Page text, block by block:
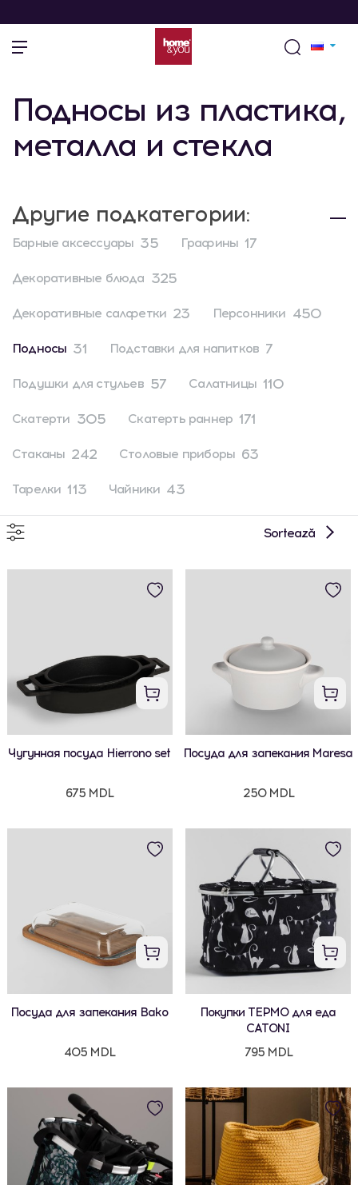
Подносы из пластика,
металла и стекла
Другие подкатегории:
Барные аксессуары 35 Графины 17
Декоративные блюда 325
Декоративные салфетки 23 Персонники 450
Подносы 31 Подставки для напитков 7
Подушки для стульев 57 Салатницы 110
Скатерти 305 Скатерть раннер 171
Стаканы 242 Столовые приборы 63
Тарелки 113 Чайники 43
Sortează
Чугунная посуда Hierrono set
675 MDL
Посуда для запекания Maresa
250 MDL
Посуда для запекания Bako
405 MDL
Покупки ТЕРМО для еда
CATONI
795 MDL